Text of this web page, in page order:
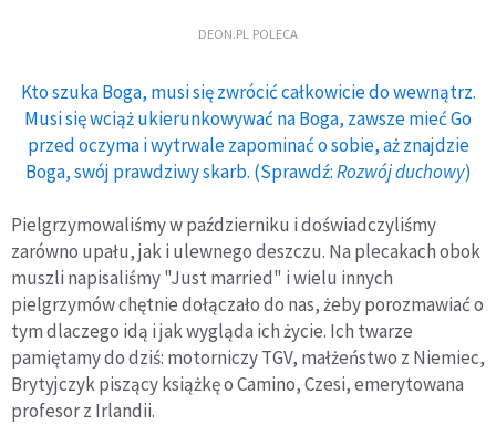
DEON.PL POLECA
Kto szuka Boga, musi się zwrócić całkowicie do wewnątrz.
Musi się wciąż ukierunkowywać na Boga, zawsze mieć Go
przed oczyma i wytrwale zapominać o sobie, aż znajdzie
Boga, swój prawdziwy skarb. (Sprawdź:Rozwój duchowy)
Pielgrzymowaliśmy w październiku i doświadczyliśmy
zarówno upału, jak i ulewnego deszczu. Na plecakach obok
muszli napisaliśmy "Just married" i wielu innych
pielgrzymów chętnie dołączało do nas, żeby porozmawiać o
tym dlaczego idą i jak wygląda ich życie. Ich twarze
pamiętamy do dziś: motorniczy TGV, małżeństwo z Niemiec,
Brytyjczyk piszący książkę o Camino, Czesi, emerytowana
profesor z Irlandii.